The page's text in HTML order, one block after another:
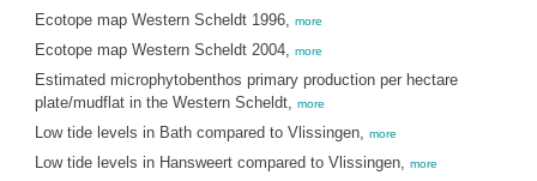
Ecotope map Western Scheldt 1996, more
Ecotope map Western Scheldt 2004, more
Estimated microphytobenthos primary production per hectare
plate/mudflat in the Western Scheldt, more
Low tide levels in Bath compared to Vlissingen, more
Low tide levels in Hansweert compared to Vlissingen, more